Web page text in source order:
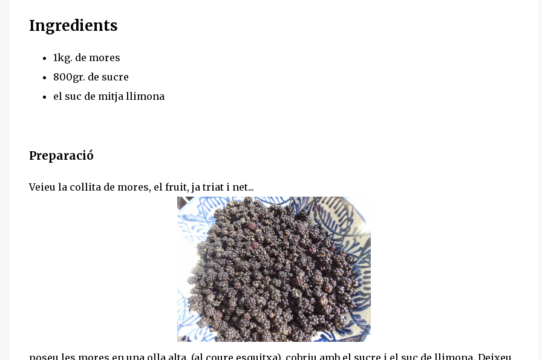
Ingredients
1kg. de mores
800gr. de sucre
el suc de mitja llimona
Preparació
Veieu la collita de mores, el fruit, ja triat i net...
poseu les mores en una olla alta, (al coure esquitxa), cobriu amb el sucre i el suc de llimona. Deixeu